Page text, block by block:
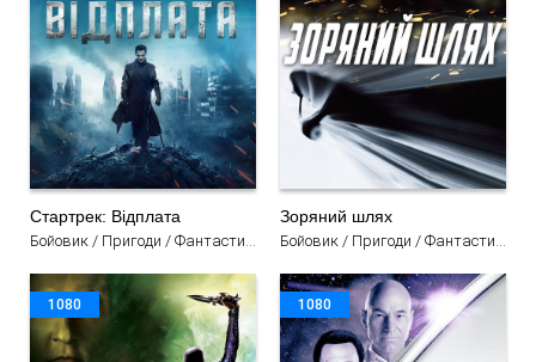
Стартрек: Відплата Зоряний шлях
1080 1080